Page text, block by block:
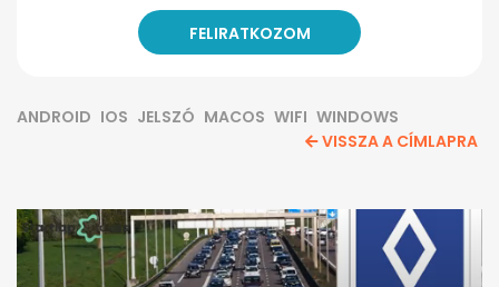
ANDROID IOS JELSZÓ MACOS WIFI WINDOWS
VISSZA A CÍMLAPRA